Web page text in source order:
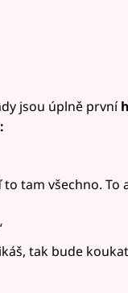
jsou úplně první
tam všechno. To
tak bude